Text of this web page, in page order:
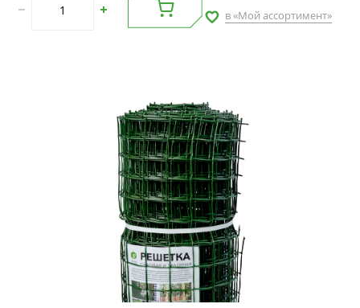
в «Мой ассортимент»